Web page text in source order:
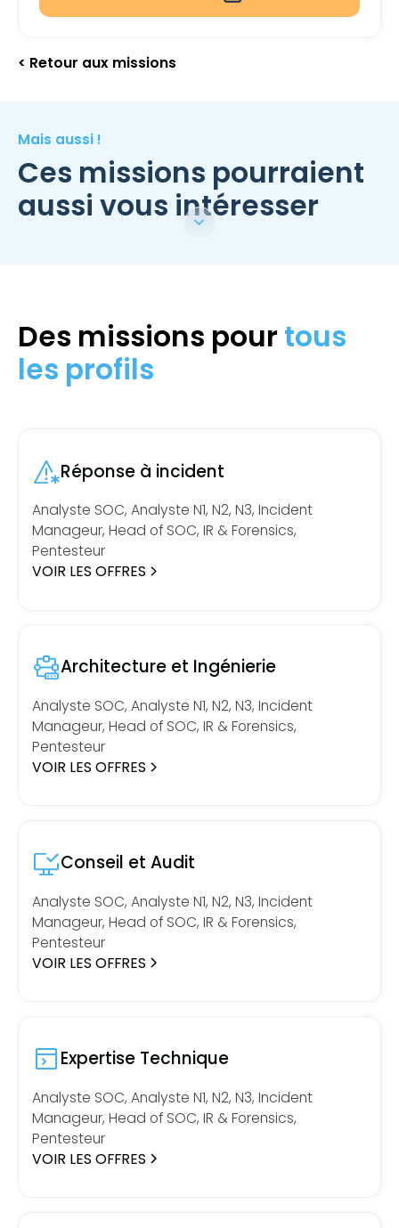
< Retour aux missions
Mais aussi !
Ces missions pourraient
aussi vous intéresser
Des missions pour tous
les profils
Réponse à incident
Analyste SOC, Analyste N1, N2, N3, Incident
Manageur, Head of SOC, IR & Forensics,
Pentesteur
VOIR LES OFFRES
Architecture et Ingénierie
Analyste SOC, Analyste N1, N2, N3, Incident
Manageur, Head of SOC, IR & Forensics,
Pentesteur
VOIR LES OFFRES
Conseil et Audit
Analyste SOC, Analyste N1, N2, N3, Incident
Manageur, Head of SOC, IR & Forensics,
Pentesteur
VOIR LES OFFRES
Expertise Technique
Analyste SOC, Analyste N1, N2, N3, Incident
Manageur, Head of SOC, IR & Forensics,
Pentesteur
VOIR LES OFFRES